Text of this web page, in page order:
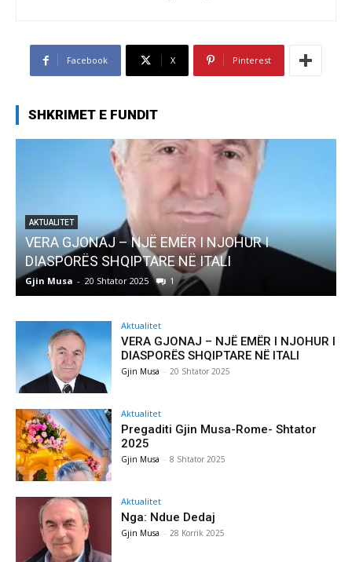
Facebook X Pinterest
SHKRIMET E FUNDIT
AKTUALITET
VERA GJONAJ – NJË EMËR I NJOHUR I
DIASPORËS SHQIPTARE NË ITALI
Gjin Musa - 20 Shtator 2025 1
Aktualitet
VERA GJONAJ – NJË EMËR I NJOHUR I
DIASPORËS SHQIPTARE NË ITALI
Gjin Musa - 20 Shtator 2025
Aktualitet
Pregaditi Gjin Musa-Rome- Shtator
2025
Gjin Musa - 8 Shtator 2025
Aktualitet
Nga: Ndue Dedaj
Gjin Musa - 28 Korrik 2025